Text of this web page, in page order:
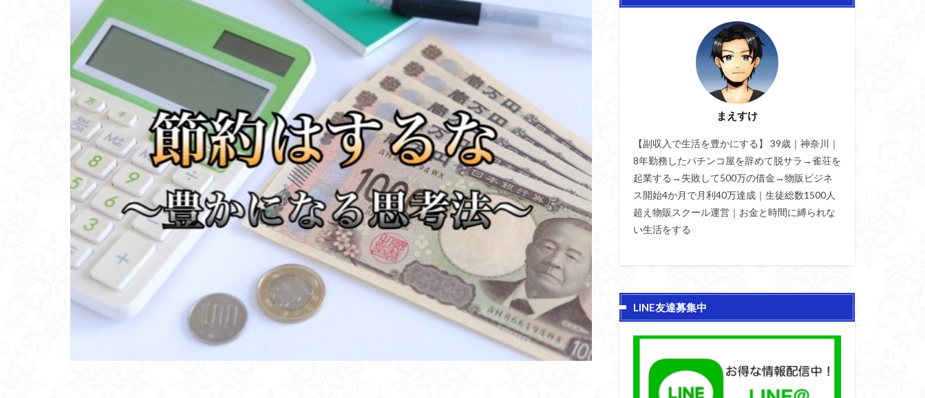
まえすけ
【副収入で生活を豊かにする】 39歳｜神奈川｜
8年勤務したパチンコ屋を辞めて脱サラ→雀荘を
起業する→失敗して500万の借金→物販ビジネ
ス開始4か月で月利40万達成｜生徒総数1500人
超え物販スクール運営｜お金と時間に縛られな
い生活をする
LINE友達募集中